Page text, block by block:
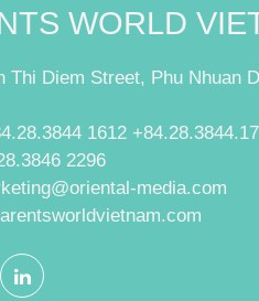
WORLD
Thi Diem Street, Phu Nhuan
1612
2296
media.com